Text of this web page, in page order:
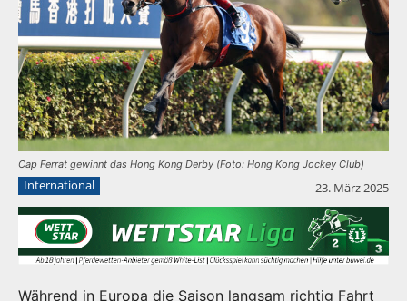
Cap Ferrat gewinnt das Hong Kong Derby (Foto: Hong Kong Jockey Club)
International 23. März 2025
Während in Europa die Saison langsam richtig Fahrt